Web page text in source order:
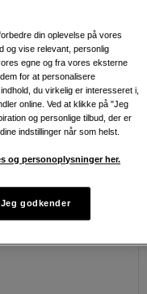
Se flere tilbehør
din oplevelse på vores
og vise relevant, personlig
egne og fra vores eksterne
for at personalisere
du virkelig er interesseret i,
online. Ved at klikke på "Jeg
og personlige tilbud, der er
indstillinger når som helst.
og personoplysninger her.
Jeg godkender